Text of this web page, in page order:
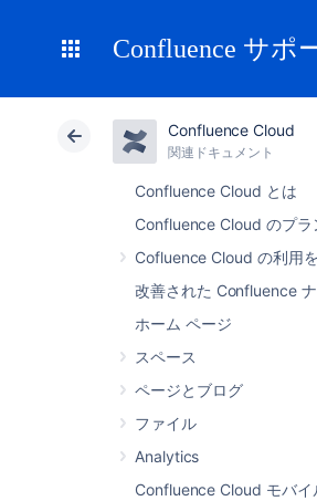
Confluence サポ
Confluence Cloud
関連ドキュメント
Confluence Cloud とは
Confluence Cloud のプラ
Cofluence Cloud の利用
改善された Confluence
ホーム ページ
スペース
ページとブログ
ファイル
Analytics
Confluence Cloud モバイ